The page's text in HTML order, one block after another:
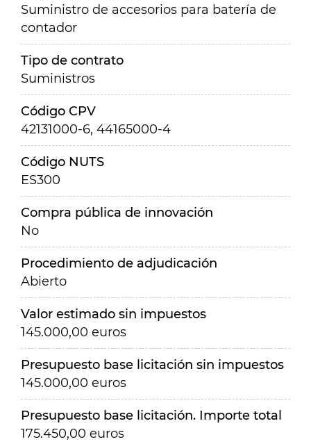
Suministro de accesorios para batería de
contador
Tipo de contrato
Suministros
Código CPV
42131000-6, 44165000-4
Código NUTS
ES300
Compra pública de innovación
No
Procedimiento de adjudicación
Abierto
Valor estimado sin impuestos
145.000,00 euros
Presupuesto base licitación sin impuestos
145.000,00 euros
Presupuesto base licitación. Importe total
175.450,00 euros